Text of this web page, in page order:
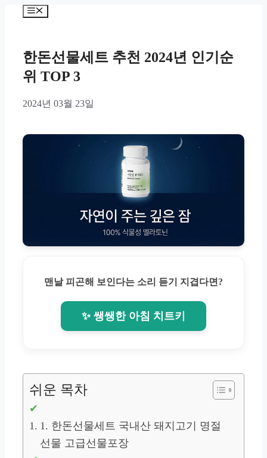
Menu
한돈선물세트 추천 2024년 인기순
위 TOP 3
2024년 03월 23일
맨날 피곤해 보인다는 소리 듣기 지겹다면?
✨ 쌩쌩한 아침 치트키
쉬운 목차
1. 한돈선물세트 국내산 돼지고기 명절
선물 고급선물포장